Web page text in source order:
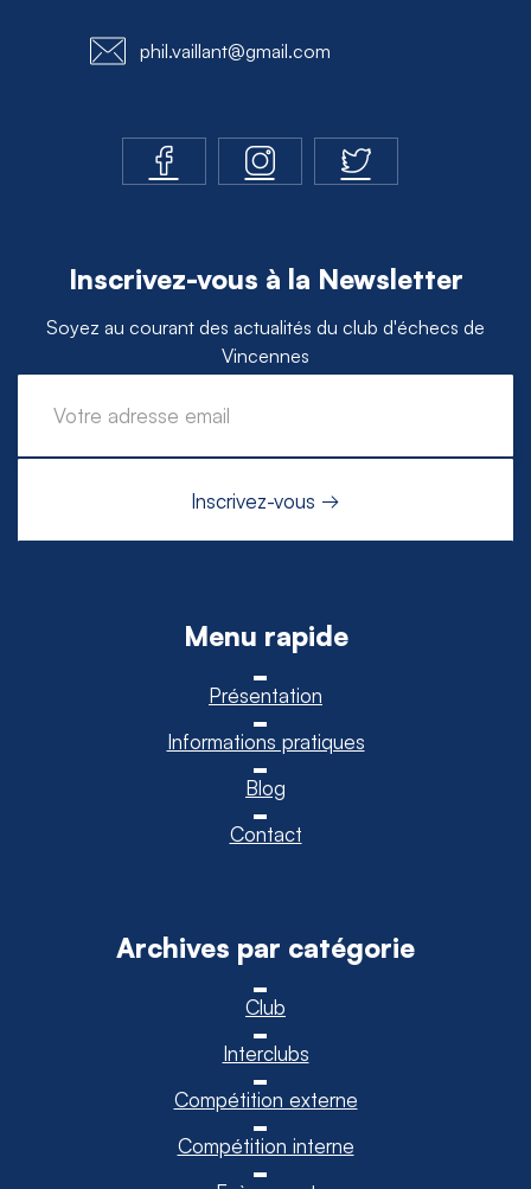
phil.vaillant@gmail.com
Inscrivez-vous à la Newsletter
Soyez au courant des actualités du club d'échecs de
Vincennes
Menu rapide
Présentation
Informations pratiques
Blog
Contact
Archives par catégorie
Club
Interclubs
Compétition externe
Compétition interne